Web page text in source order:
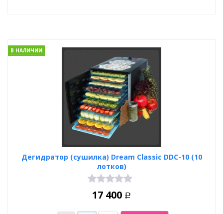
Дегидратор (сушилка) Dream Classic DDC-10 (10
лотков)
В НАЛИЧИИ
17 400 Р